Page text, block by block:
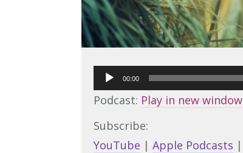
Audio
Player
00:00
Podcast: Play in new window
Subscribe:
YouTube |Apple Podcasts |